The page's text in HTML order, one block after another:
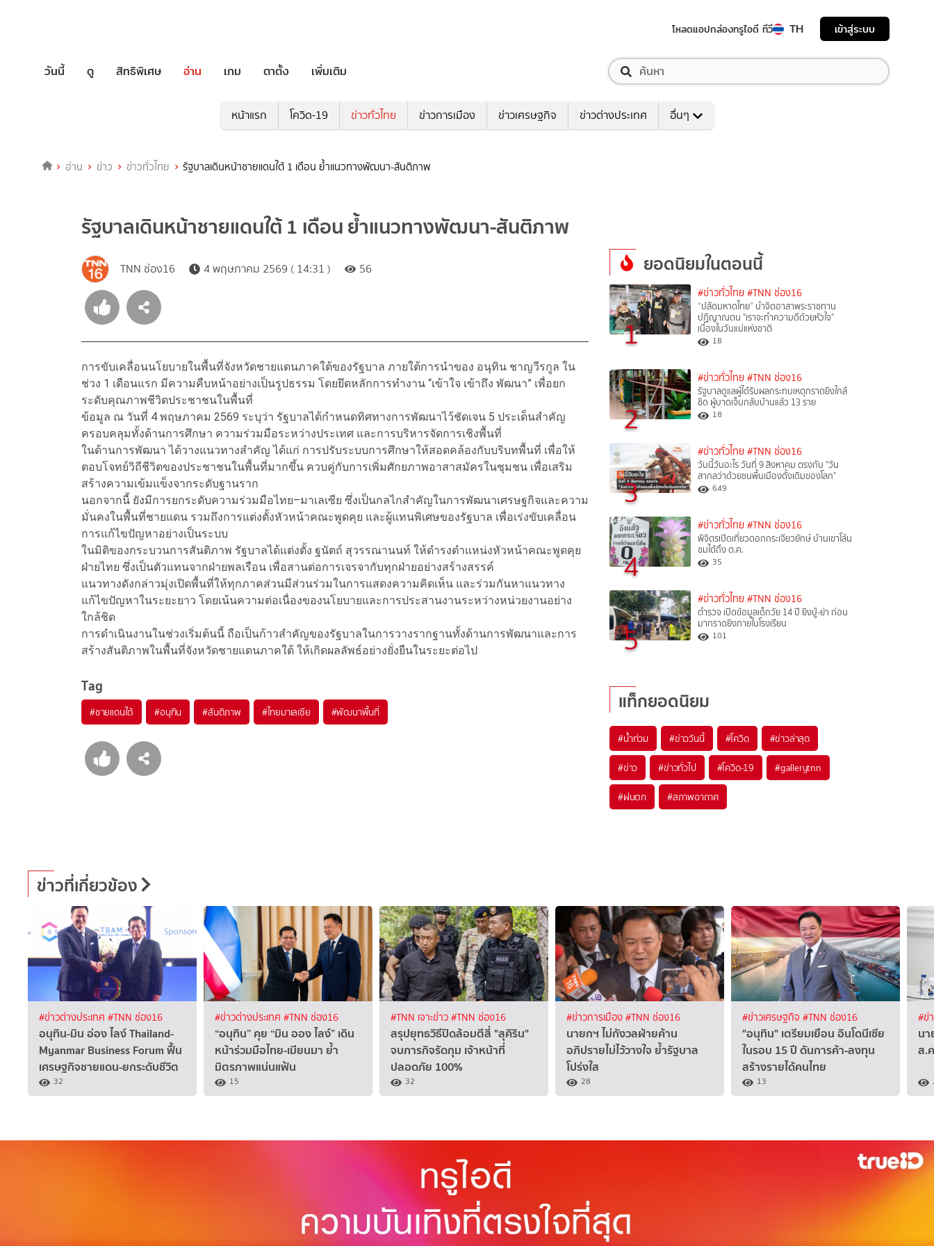
โหลดแอปกล่องทรูไอดี ทีวี TH เข้าสู่ระบบ
วันนี้ ดู สิทธิพิเศษ อ่าน เกม ตาตั้ง เพิ่มเติม
หน้าแรก โควิด-19 ข่าวทั่วไทย ข่าวการเมือง ข่าวเศรษฐกิจ ข่าวต่างประเทศ อื่นๆ
อ่าน ข่าว ข่าวทั่วไทย รัฐบาลเดินหน้าชายแดนใต้ 1 เดือน ย้ำแนวทางพัฒนา-สันติภาพ
รัฐบาลเดินหน้าชายแดนใต้ 1 เดือน ย้ำแนวทางพัฒนา-สันติภาพ
TNN ช่อง16 4 พฤษภาคม 2569 ( 14:31 ) 56
การขับเคลื่อนนโยบายในพื้นที่จังหวัดชายแดนภาคใต้ของรัฐบาล ภายใต้การนำของ อนุทิน ชาญวีรกูล ใน
ช่วง 1 เดือนแรก มีความคืบหน้าอย่างเป็นรูปธรรม โดยยึดหลักการทำงาน “เข้าใจ เข้าถึง พัฒนา” เพื่อยก
ระดับคุณภาพชีวิตประชาชนในพื้นที่
ข้อมูล ณ วันที่ 4 พฤษภาคม 2569 ระบุว่า รัฐบาลได้กำหนดทิศทางการพัฒนาไว้ชัดเจน 5 ประเด็นสำคัญ
ครอบคลุมทั้งด้านการศึกษา ความร่วมมือระหว่างประเทศ และการบริหารจัดการเชิงพื้นที่
ในด้านการพัฒนา ได้วางแนวทางสำคัญ ได้แก่ การปรับระบบการศึกษาให้สอดคล้องกับบริบทพื้นที่ เพื่อให้
ตอบโจทย์วิถีชีวิตของประชาชนในพื้นที่มากขึ้น ควบคู่กับการเพิ่มศักยภาพอาสาสมัครในชุมชน เพื่อเสริม
สร้างความเข้มแข็งจากระดับฐานราก
นอกจากนี้ ยังมีการยกระดับความร่วมมือไทย–มาเลเซีย ซึ่งเป็นกลไกสำคัญในการพัฒนาเศรษฐกิจและความ
มั่นคงในพื้นที่ชายแดน รวมถึงการแต่งตั้งหัวหน้าคณะพูดคุย และผู้แทนพิเศษของรัฐบาล เพื่อเร่งขับเคลื่อน
การแก้ไขปัญหาอย่างเป็นระบบ
ในมิติของกระบวนการสันติภาพ รัฐบาลได้แต่งตั้ง ฐนัตถ์ สุวรรณานนท์ ให้ดำรงตำแหน่งหัวหน้าคณะพูดคุย
ฝ่ายไทย ซึ่งเป็นตัวแทนจากฝ่ายพลเรือน เพื่อสานต่อการเจรจากับทุกฝ่ายอย่างสร้างสรรค์
แนวทางดังกล่าวมุ่งเปิดพื้นที่ให้ทุกภาคส่วนมีส่วนร่วมในการแสดงความคิดเห็น และร่วมกันหาแนวทาง
แก้ไขปัญหาในระยะยาว โดยเน้นความต่อเนื่องของนโยบายและการประสานงานระหว่างหน่วยงานอย่าง
ใกล้ชิด
การดำเนินงานในช่วงเริ่มต้นนี้ ถือเป็นก้าวสำคัญของรัฐบาลในการวางรากฐานทั้งด้านการพัฒนาและการ
สร้างสันติภาพในพื้นที่จังหวัดชายแดนภาคใต้ ให้เกิดผลลัพธ์อย่างยั่งยืนในระยะต่อไป
Tag
#ชายแดนใต้ #อนุทิน #สันติภาพ #ไทยมาเลเซีย #พัฒนาพื้นที่
ยอดนิยมในตอนนี้
1
#ข่าวทั่วไทย #TNN ช่อง16
“ปลัดมหาดไทย” นำจิตอาสาพระราชทาน
ปฏิญาณตน "เราจะทำความดีด้วยหัวใจ"
เนื่องในวันแม่แห่งชาติ
18
2
#ข่าวทั่วไทย #TNN ช่อง16
รัฐบาลดูแลผู้ได้รับผลกระทบเหตุกราดยิงใกล้
ชิด ผู้บาดเจ็บกลับบ้านแล้ว 13 ราย
18
3
#ข่าวทั่วไทย #TNN ช่อง16
วันนี้วันอะไร วันที่ 9 สิงหาคม ตรงกับ "วัน
สากลว่าด้วยชนพื้นเมืองดั้งเดิมของโลก"
649
4
#ข่าวทั่วไทย #TNN ช่อง16
พิจิตรเปิดเที่ยวดอกกระเจียวยักษ์ บ้านเขาโล้น
ชมได้ถึง ต.ค.
35
5
#ข่าวทั่วไทย #TNN ช่อง16
ตำรวจ เปิดข้อมูลเด็กวัย 14 ปี ยิงปู่-ย่า ก่อน
มากราดยิงภายในโรงเรียน
101
แท็กยอดนิยม
#น้ำท่วม #ข่าววันนี้ #โควิด #ข่าวล่าสุด
#ข่าว #ข่าวทั่วไป #โควิด-19 #gallerytnn
#ฝนตก #สภาพอากาศ
ข่าวที่เกี่ยวข้อง
#ข่าวต่างประเทศ #TNN ช่อง16
อนุทิน-มิน อ่อง ไลง์ Thailand-
Myanmar Business Forum ฟื้น
เศรษฐกิจชายแดน-ยกระดับชีวิต
32
#ข่าวต่างประเทศ #TNN ช่อง16
“อนุทิน” คุย “มิน ออง ไลง์” เดิน
หน้าร่วมมือไทย-เมียนมา ย้ำ
มิตรภาพแน่นแฟ้น
15
#TNN เจาะข่าว#TNN ช่อง16
สรุปยุทธวิธีปิดล้อมตีสี่ "สุคิริน"
จบภารกิจรัดกุม เจ้าหน้าที่
ปลอดภัย 100%
32
#ข่าวการเมือง#TNN ช่อง16
นายกฯ ไม่กังวลฝ่ายค้าน
อภิปรายไม่ไว้วางใจ ย้ำรัฐบาล
โปร่งใส
28
#ข่าวเศรษฐกิจ #TNN ช่อง16
"อนุทิน" เตรียมเยือน อินโดนีเซีย
ในรอบ 15 ปี ดันการค้า-ลงทุน
สร้างรายได้คนไทย
13
#ข่
น
ส.